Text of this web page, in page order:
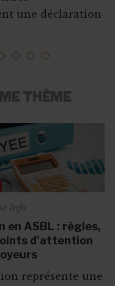
une déclaration
augmenter vos
faire connaî...
...
2 3 4
THÈME
Info
en ASBL : règles,
d’attention
représente une